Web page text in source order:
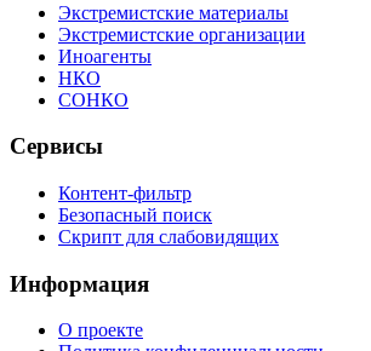
Экстремистские материалы
Экстремистские организации
Иноагенты
НКО
СОНКО
Сервисы
Контент-фильтр
Безопасный поиск
Скрипт для слабовидящих
Информация
О проекте